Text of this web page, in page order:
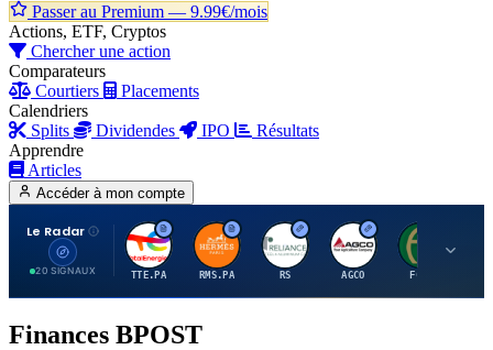
Passer au Premium — 9.99€/mois
Actions, ETF, Cryptos
Chercher une action
Comparateurs
Courtiers
Placements
Calendriers
Splits
Dividendes IPO
Résultats
Apprendre
Articles
Accéder à mon compte
Le Radar
20 SIGNAUX
T
TTE.PA
H
RMS.PA
R
RS
A
AGCO FCFS
Finances BPOST